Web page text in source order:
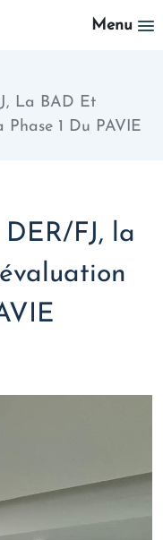
Menu
La BAD Et
1 Du PAVIE
FJ, la